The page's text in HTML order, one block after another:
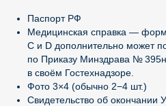
Паспорт РФ
Медицинская справка —
C и D дополнительно может
по Приказу Минздрава №
в своём Гостехнадзоре.
Фото 3×4 (обычно 2−4 шт.)
Свидетельство об окончании